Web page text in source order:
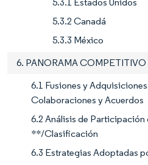
5.3.2 Canadá
5.3.3 México
6. PANORAMA COMPETITIVO
6.1 Fusiones y
Colaboraciones y Acuerdos
6.2 Análisis de Participación
**/Clasificación
6.3 Estrategias Adoptadas